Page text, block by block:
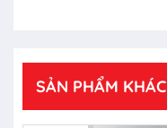
SẢN PHẨM KHÁC